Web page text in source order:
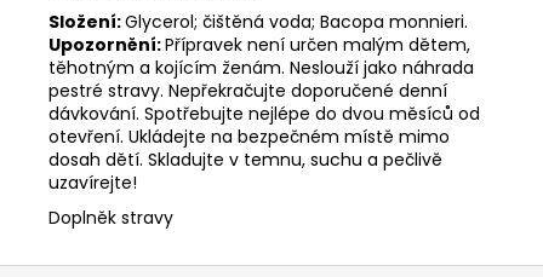
Složení:Glycerol; čištěná voda; Bacopa monnieri.
Upozornění:Přípravek není určen malým dětem,
těhotným a kojícím ženám. Neslouží jako náhrada
pestré stravy. Nepřekračujte doporučené denní
dávkování. Spotřebujte nejlépe do dvou měsíců od
otevření. Ukládejte na bezpečném místě mimo
dosah dětí. Skladujte v temnu, suchu a pečlivě
uzavírejte!
Doplněk stravy